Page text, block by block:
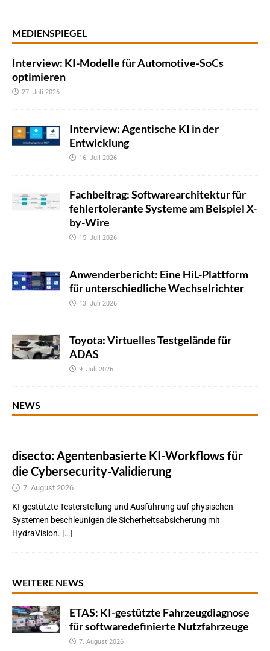
MEDIENSPIEGEL
Interview: KI-Modelle für Automotive-SoCs
optimieren
27. Juli 2026
Interview: Agentische KI in der
Entwicklung
16. Juli 2026
Fachbeitrag: Softwarearchitektur für
fehlertolerante Systeme am Beispiel X-
by-Wire
15. Juli 2026
Anwenderbericht: Eine HiL-Plattform
für unterschiedliche Wechselrichter
13. Juli 2026
Toyota: Virtuelles Testgelände für
ADAS
9. Juli 2026
NEWS
disecto: Agentenbasierte KI-Workflows für
die Cybersecurity-Validierung
7. August 2026
KI-gestützte Testerstellung und Ausführung auf physischen
Systemen beschleunigen die Sicherheitsabsicherung mit
HydraVision. […]
WEITERE NEWS
ETAS: KI-gestützte Fahrzeugdiagnose
für softwaredefinierte Nutzfahrzeuge
7. August 2026